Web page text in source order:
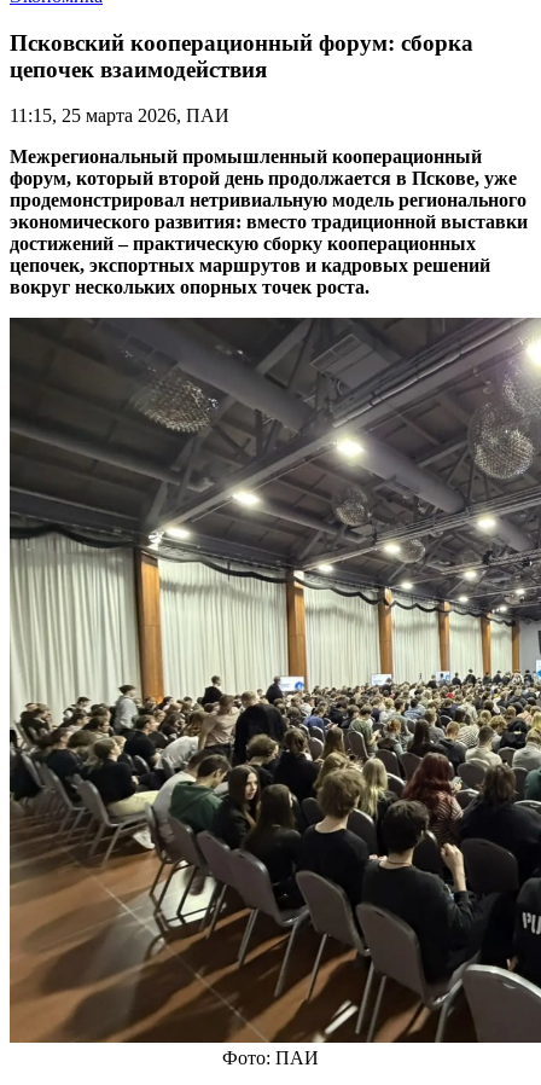
Псковский кооперационный форум: сборка
цепочек взаимодействия
11:15, 25 марта 2026, ПАИ
Межрегиональный промышленный кооперационный
форум, который второй день продолжается в Пскове, уже
продемонстрировал нетривиальную модель регионального
экономического развития: вместо традиционной выставки
достижений – практическую сборку кооперационных
цепочек, экспортных маршрутов и кадровых решений
вокруг нескольких опорных точек роста.
Фото: ПАИ